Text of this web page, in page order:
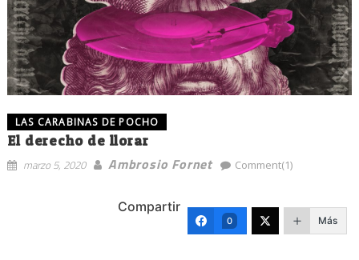
LAS CARABINAS DE POCHO
El derecho de llorar
marzo 5, 2020 Ambrosio Fornet Comment(1)
Compartir
0 Más